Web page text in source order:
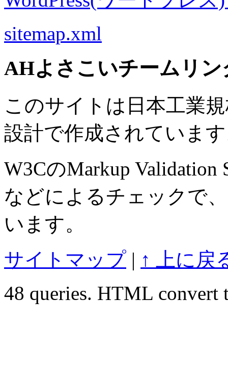
sitemap.xml
AHよさこいチームリ
このサイトは日本工業
設計で作成されていま
W3CのMarkup Validation
などによるチェックで
います。
サイトマップ | ↑ 上に戻
48 queries. HTML convert